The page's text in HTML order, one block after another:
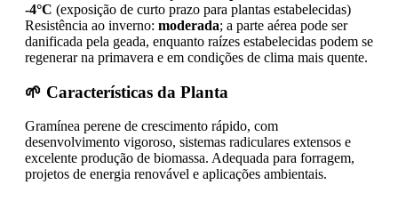
-4°C (exposição de curto prazo para plantas estabelecidas)
Resistência ao inverno: moderada; a parte aérea pode ser
danificada pela geada, enquanto raízes estabelecidas podem se
regenerar na primavera e em condições de clima mais quente.
🌱 Características da Planta
Gramínea perene de crescimento rápido, com
desenvolvimento vigoroso, sistemas radiculares extensos e
excelente produção de biomassa. Adequada para forragem,
projetos de energia renovável e aplicações ambientais.